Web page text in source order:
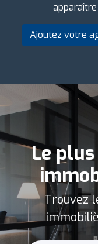
Ajoutez votre
Le
Trouvez